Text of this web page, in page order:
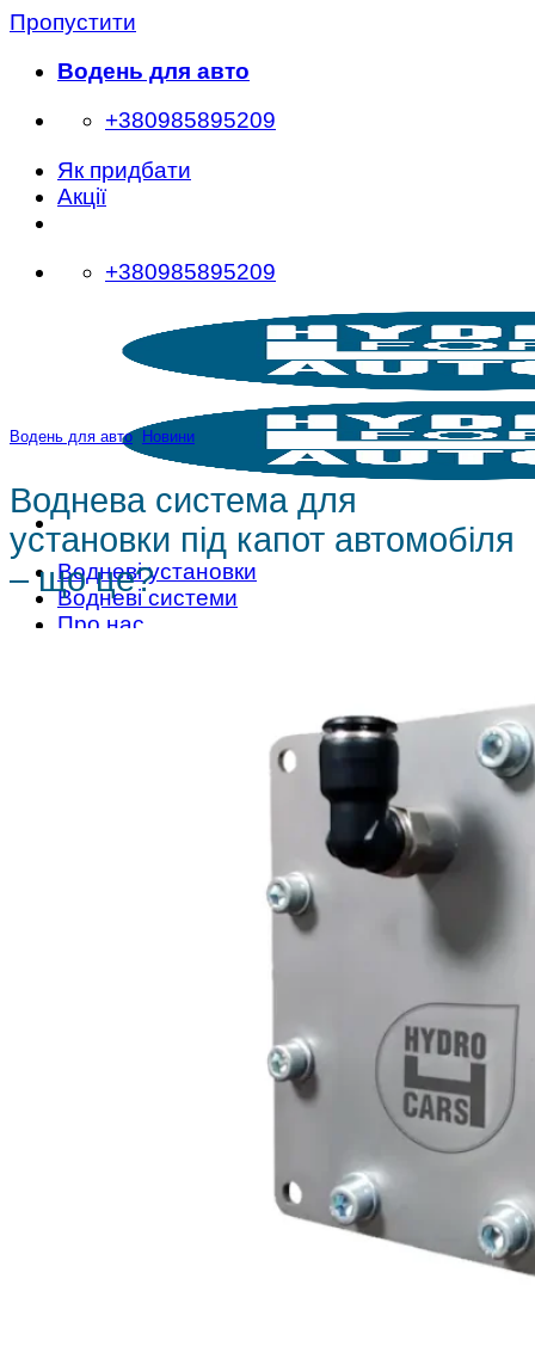
Пропустити
Водень для авто
+380985895209
Як придбати
Акції
+380985895209
Водневі установки
Водневі системи
Про нас
Водень для авто, Новини
Воднева система для
установки під капот автомобіля
– що це?